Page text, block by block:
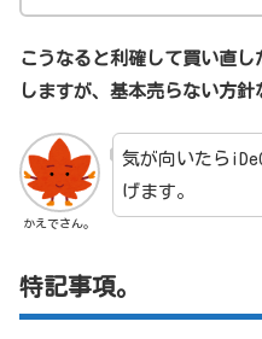
こうなると利確して買い直
しますが、基本売らない方針
かえでさん。
気が向いたら
げます。
特記事項。